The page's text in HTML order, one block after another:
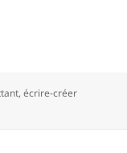
,écrire-créer